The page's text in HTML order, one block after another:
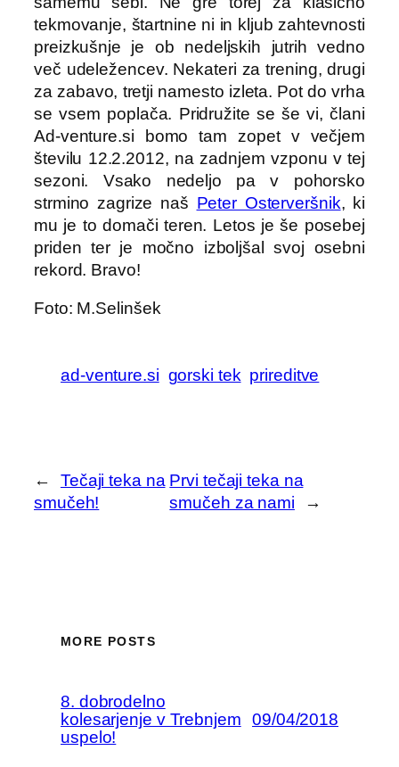
tekmovanje, štartnine ni in kljub zahtevnosti
preizkušnje je ob nedeljskih jutrih vedno
več udeležencev. Nekateri za trening, drugi
za zabavo, tretji namesto izleta. Pot do vrha
se vsem poplača. Pridružite se še vi, člani
Ad-venture.si bomo tam zopet v večjem
številu 12.2.2012, na zadnjem vzponu v tej
sezoni. Vsako nedeljo pa v pohorsko
strmino zagrize naš Peter Osterveršnik, ki
mu je to domači teren. Letos je še posebej
priden ter je močno izboljšal svoj osebni
rekord. Bravo!
Foto: M.Selinšek
ad-venture.si gorski tek prireditve
←
Tečaji teka na
smučeh!
Prvi tečaji teka na
smučeh za nami
→
MORE POSTS
8. dobrodelno
kolesarjenje v Trebnjem
uspelo!
09/04/2018